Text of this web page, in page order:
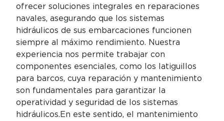
ofrecer soluciones integrales en reparaciones
navales, asegurando que los sistemas
hidráulicos de sus embarcaciones funcionen
siempre al máximo rendimiento. Nuestra
experiencia nos permite trabajar con
componentes esenciales, como los latiguillos
para barcos, cuya reparación y mantenimiento
son fundamentales para garantizar la
operatividad y seguridad de los sistemas
hidráulicos.En este sentido, el mantenimiento